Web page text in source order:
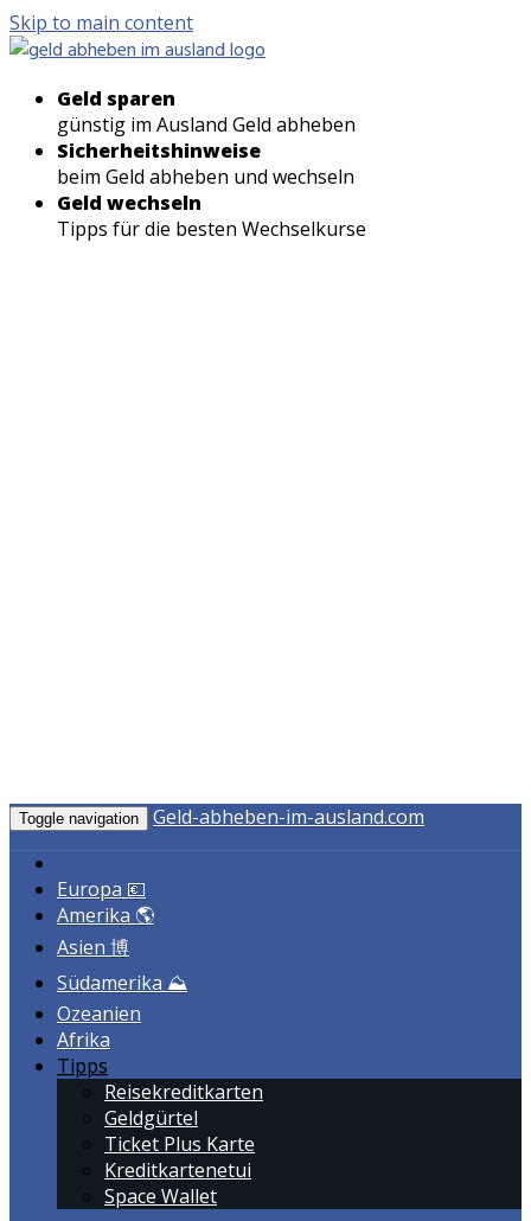
Skip to main content
Geld sparen
günstig im Ausland Geld abheben
Sicherheitshinweise
beim Geld abheben und wechseln
Geld wechseln
Tipps für die besten Wechselkurse
Toggle navigation Geld-abheben-im-ausland.com
Europa 💶
Amerika 🌎
Asien 博
Südamerika ⛰️
Ozeanien
Afrika
Tipps
Reisekreditkarten
Geldgürtel
Ticket Plus Karte
Kreditkartenetui
Space Wallet